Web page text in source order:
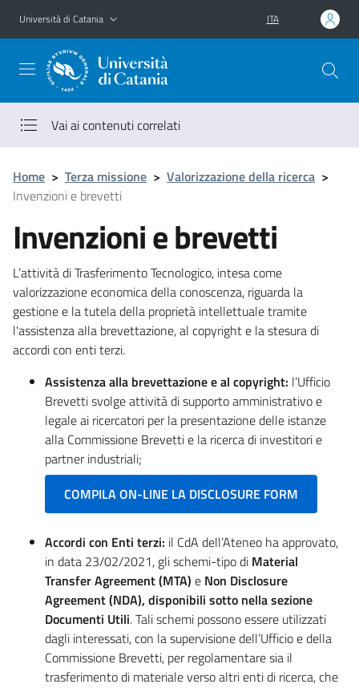
Vai al contenuto principale
Vai al menu di navigazione
Università di Catania ITA
Vai ai contenuti correlati
Home > Terza missione > Valorizzazione della ricerca >
Invenzioni e brevetti
Invenzioni e brevetti
L’attività di Trasferimento Tecnologico, intesa come
valorizzazione economica della conoscenza, riguarda la
gestione e la tutela della proprietà intellettuale tramite
l'assistenza alla brevettazione, al copyright e la stesura di
accordi con enti terzi.
Assistenza alla brevettazione e al copyright: l’Ufficio
Brevetti svolge attività di supporto amministrativo e
legale ai ricercatori per la presentazione delle istanze
alla Commissione Brevetti e la ricerca di investitori e
partner industriali;
COMPILA ON-LINE LA DISCLOSURE FORM
Accordi con Enti terzi: il CdA dell’Ateneo ha approvato,
in data 23/02/2021, gli schemi-tipo di Material
Transfer Agreement (MTA) e Non Disclosure
Agreement (NDA), disponibili sotto nella sezione
Documenti Utili. Tali schemi possono essere utilizzati
dagli interessati, con la supervisione dell’Ufficio e della
Commissione Brevetti, per regolamentare sia il
trasferimento di materiale verso altri enti di ricerca, che